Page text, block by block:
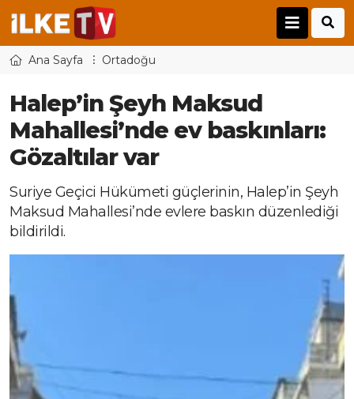
Ana Sayfa Ortadoğu
Halep’in Şeyh Maksud
Mahallesi’nde ev baskınları:
Gözaltılar var
Suriye Geçici Hükümeti güçlerinin, Halep’in Şeyh
Maksud Mahallesi’nde evlere baskın düzenlediği
bildirildi.